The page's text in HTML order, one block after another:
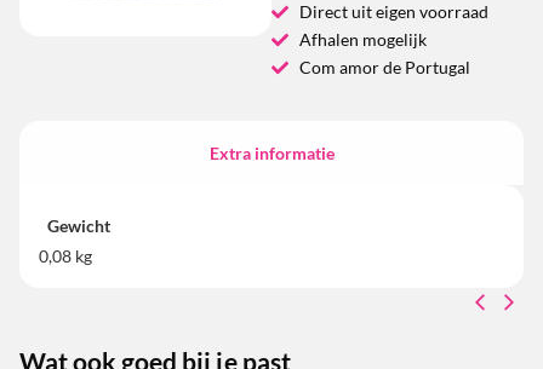
Direct uit eigen voorraad
Afhalen mogelijk
Com amor de Portugal
Extra informatie
Gewicht
0,08 kg
Wat ook goed bij je past